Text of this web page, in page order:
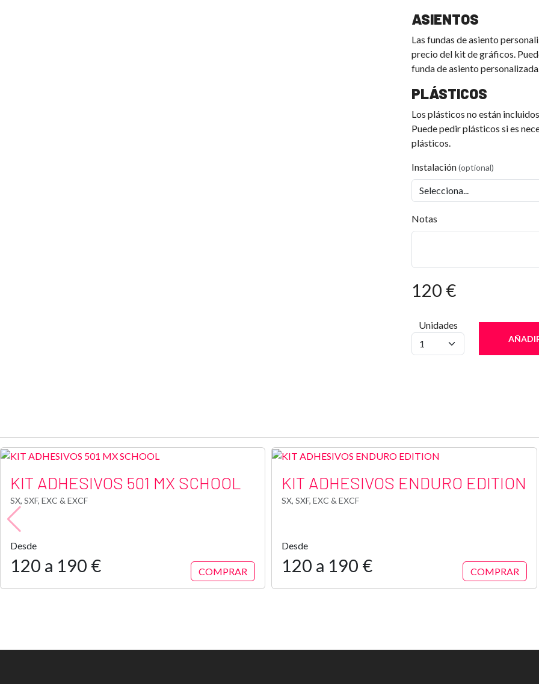
ASIENTOS
Las fundas de asiento
precio del kit de gráficos.
funda de asiento
PLÁSTICOS
Los plásticos no están
Puede pedir plásticos si es
plásticos.
Instalación(optional)
Notas
120 €
Unidades
KIT ADHESIVOS 501 MX SCHOOL
SX, SXF, EXC & EXCF
Desde
120 a 190 € COMPRAR
KIT ADHESIVOS ENDURO EDITION
SX, SXF, EXC & EXCF
Desde
120 a 190 € COMPRAR